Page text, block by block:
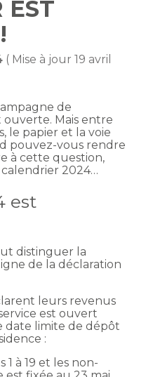
EST
( Mise à jour 19 avril
de
Mais entre
le papier et la voie
pouvez-vous rendre
à cette question,
calendrier 2024…
est
distinguer la
de la déclaration
leurs revenus
est ouvert
date limite de dépôt
:
à 19 et les non-